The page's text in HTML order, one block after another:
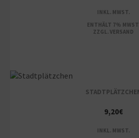
INKL. MWST.
ENTHÄLT 7% MWST.
ZZGL. VERSAND
9,20€
INKL. MWST.